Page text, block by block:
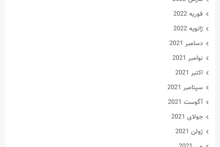
اکتبر 2021
سپتامبر 2021
آگوست 2021
جولای 2021
ژوئن 2021
آوریل 2021
مارس 2021
فوریه 2021
ژانویه 2021